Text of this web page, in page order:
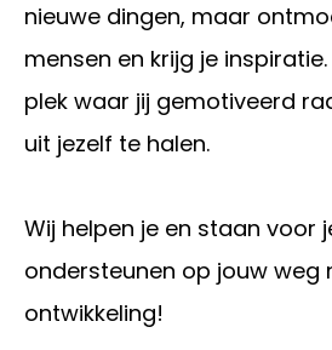
nieuwe dingen, maar
mensen en krijg je
plek waar jij gemotiveerd
uit jezelf te halen.
Wij helpen je en staan voor
ondersteunen op jouw weg
ontwikkeling!